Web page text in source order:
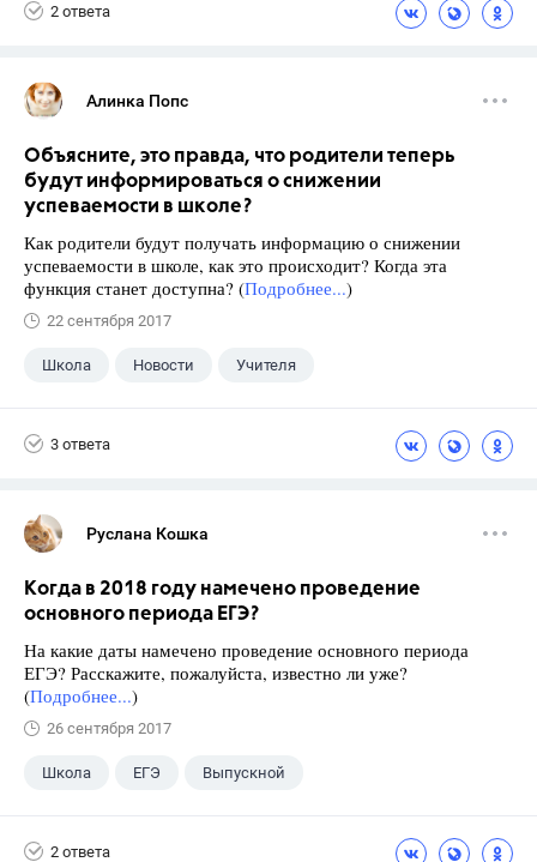
2 ответа
Алинка Попс
Объясните, это правда, что родители теперь
будут информироваться о снижении
успеваемости в школе?
Как родители будут получать информацию о снижении
успеваемости в школе, как это происходит? Когда эта
функция станет доступна? (Подробнее...)
22 сентября 2017
Школа Новости Учителя
3 ответа
Руслана Кошка
Когда в 2018 году намечено проведение
основного периода ЕГЭ?
На какие даты намечено проведение основного периода
ЕГЭ? Расскажите, пожалуйста, известно ли уже?
(Подробнее...)
26 сентября 2017
Школа ЕГЭ Выпускной
2 ответа